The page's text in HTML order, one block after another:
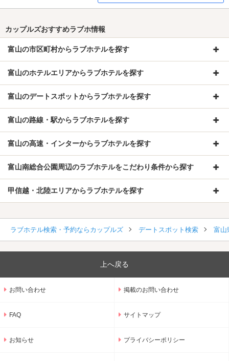
カップルズおすすめラブホ情報
富山の市区町村からラブホテルを探す
富山のホテルエリアからラブホテルを探す
富山のデートスポットからラブホテルを探す
富山の路線・駅からラブホテルを探す
富山の高速・インターからラブホテルを探す
富山南総合公園周辺のラブホテルをこだわり条件から探す
甲信越・北陸エリアからラブホテルを探す
ラブホテル検索・予約ならカップルズ デートスポット検索 富山
上へ戻る
お問い合わせ 掲載のお問い合わせ
FAQ サイトマップ
お知らせ プライバシーポリシー